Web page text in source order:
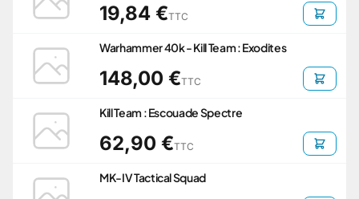
19,84 €TTC
Warhammer 40k - Kill Team : Exodites
148,00 €TTC
Kill Team : Escouade Spectre
62,90 €TTC
MK-IV Tactical Squad